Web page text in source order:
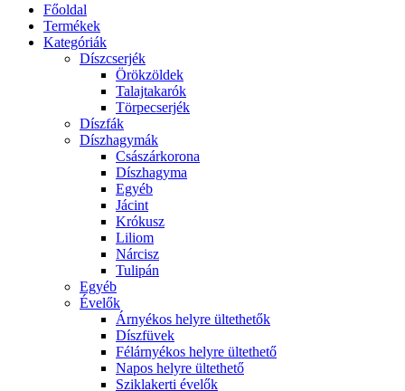
Főoldal
Termékek
Kategóriák
Díszcserjék
Örökzöldek
Talajtakarók
Törpecserjék
Díszfák
Díszhagymák
Császárkorona
Díszhagyma
Egyéb
Jácint
Krókusz
Liliom
Nárcisz
Tulipán
Egyéb
Évelők
Árnyékos helyre ültethetők
Díszfüvek
Félárnyékos helyre ültethető
Napos helyre ültethető
Sziklakerti évelők